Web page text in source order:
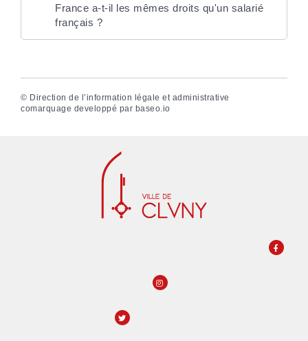
France a-t-il les mêmes droits qu'un salarié
français ?
© Direction de l’information légale et administrative
comarquage developpé par baseo.io